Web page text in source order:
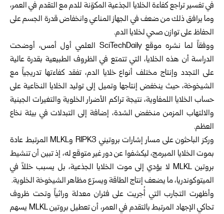
في تفسير تراجع كفاءة الخلايا الجذعية المكوّنة للدم مع التقدم في العمر،
وما يرافق ذلك من ضعف في الجهاز المناعي وانخفاض قدرة الجسم على
الحفاظ على توازن صحي لخلايا الدم.
ووفقاً لما نشره موقع SciTechDaily العلمي أول أمس، أوضحت
الدراسة أن هذه الخلايا، التي تتمتع في الظروف الطبيعية بقدرة عالية
على التجدد وإنتاج مختلف أنواع خلايا الدم، تفقد كفاءتها تدريجياً مع
الشيخوخة، حيث ينخفض إنتاجها وتميل إلى توليد الخلايا النخاعية على
حساب الخلايا اللمفاوية، نتيجة تراكم الأضرار الخلوية والتغيرات الجينية
والالتهاب المزمن منخفض الشدة، إضافة إلى التبدلات في بيئة نخاع
العظم.
وركز الباحثون على مسار إشارات بروتيني RIPK3 وMLKL المرتبط عادة
بموت الخلايا المبرمج، ليكشفوا عن دور غير متوقع له، إذ تبين أن تنشيط
بروتين MLKL لا يؤدي إلى موت الخلايا الجذعية، بل يسبب خللاً في
الميتوكوندريا، ما يضعف إنتاج الطاقة ويسرّع مظاهر الشيخوخة الخلوية.
وأظهرت التجارب التي أُجريت على فئران معدلة وراثياً وتحت ظروف
تحاكي الإجهاد المرتبط بالتقدم في العمر، أن تعطيل بروتين MLKL يسهم